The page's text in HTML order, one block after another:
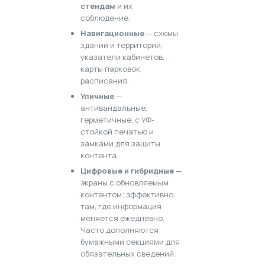
стендам и их
соблюдение.
Навигационные— схемы
зданий и территорий,
указатели кабинетов,
карты парковок,
расписания.
Уличные—
антивандальные,
герметичные, с УФ-
стойкой печатью и
замками для защиты
контента.
Цифровые и гибридные—
экраны с обновляемым
контентом; эффективно
там, где информация
меняется ежедневно.
Часто дополняются
бумажными секциями для
обязательных сведений.